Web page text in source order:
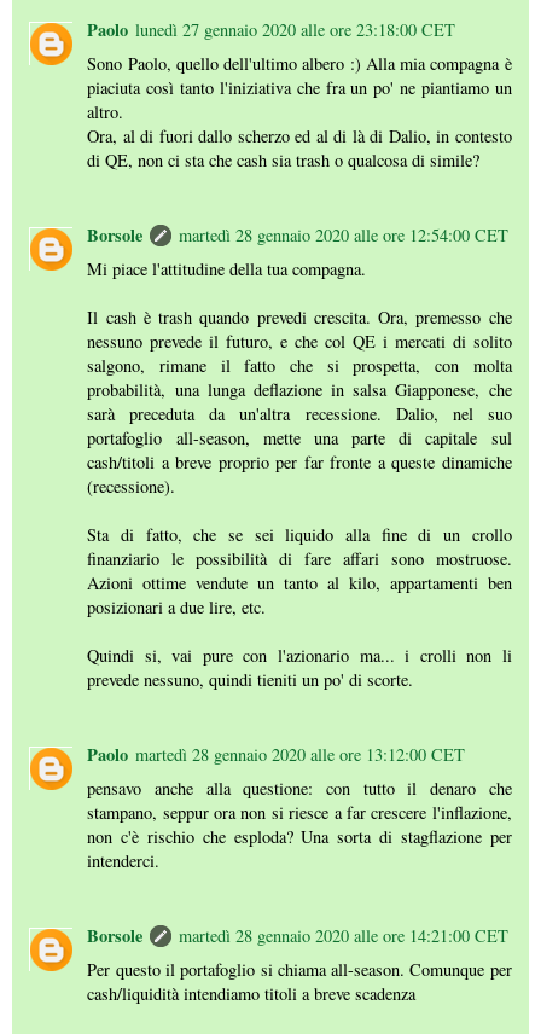
Paolo lunedì 27 gennaio 2020 alle ore 23:18:00 CET
Sono Paolo, quello dell'ultimo albero :) Alla mia compagna è
piaciuta così tanto l'iniziativa che fra un po' ne piantiamo un
altro.
Ora, al di fuori dallo scherzo ed al di là di Dalio, in contesto
di QE, non ci sta che cash sia trash o qualcosa di simile?
Borsole
martedì 28 gennaio 2020 alle ore 12:54:00 CET
Mi piace l'attitudine della tua compagna.
Il cash è trash quando prevedi crescita. Ora, premesso che
nessuno prevede il futuro, e che col QE i mercati di solito
salgono, rimane il fatto che si prospetta, con molta
probabilità, una lunga deflazione in salsa Giapponese, che
sarà preceduta da un'altra recessione. Dalio, nel suo
portafoglio all-season, mette una parte di capitale sul
cash/titoli a breve proprio per far fronte a queste dinamiche
(recessione).
Sta di fatto, che se sei liquido alla fine di un crollo
finanziario le possibilità di fare affari sono mostruose.
Azioni ottime vendute un tanto al kilo, appartamenti ben
posizionari a due lire, etc.
Quindi si, vai pure con l'azionario ma... i crolli non li
prevede nessuno, quindi tieniti un po' di scorte.
Paolo martedì 28 gennaio 2020 alle ore 13:12:00 CET
pensavo anche alla questione: con tutto il denaro che
stampano, seppur ora non si riesce a far crescere l'inflazione,
non c'è rischio che esploda? Una sorta di stagflazione per
intenderci.
Borsole
martedì 28 gennaio 2020 alle ore 14:21:00 CET
Per questo il portafoglio si chiama all-season. Comunque per
cash/liquidità intendiamo titoli a breve scadenza